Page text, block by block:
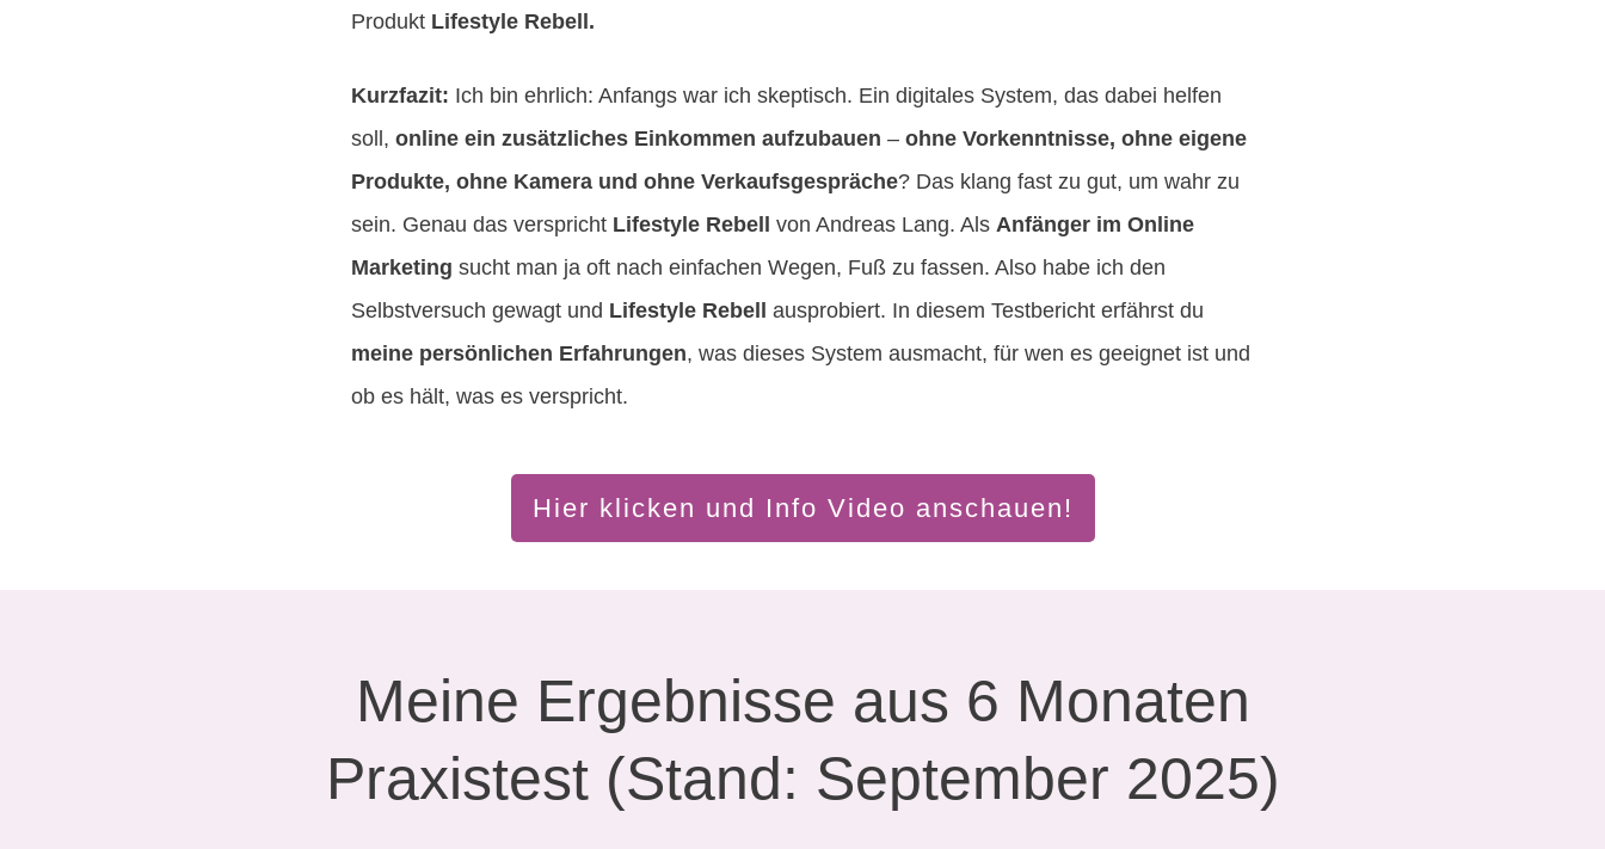
Produkt Lifestyle Rebell .
Kurzfazit: Ich bin ehrlich: Anfangs war ich skeptisch. Ein digitales System, das dabei helfen
soll, online ein zusätzliches Einkommen aufzubauen – ohne Vorkenntnisse, ohne eigene
Produkte, ohne Kamera und ohne Verkaufsgespräche? Das klang fast zu gut, um wahr zu
sein. Genau das verspricht Lifestyle Rebell von Andreas Lang. Als Anfänger im Online
Marketing sucht man ja oft nach einfachen Wegen, Fuß zu fassen. Also habe ich den
Selbstversuch gewagt und Lifestyle Rebell
ausprobiert. In diesem Testbericht erfährst du
meine persönlichen Erfahrungen, was dieses System ausmacht, für wen es geeignet ist und
ob es hält, was es verspricht.
Hier klicken und Info Video anschauen!
Meine Ergebnisse aus 6 Monaten
Praxistest (Stand: September 2025)